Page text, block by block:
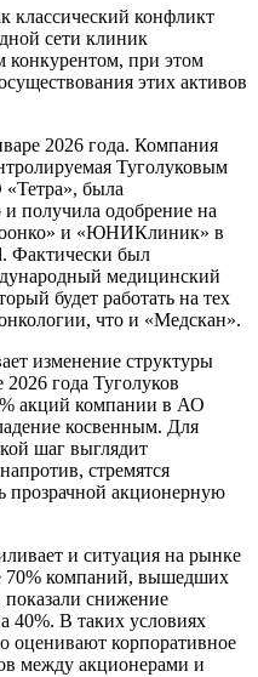
классический конфликт
сети клиник
конкурентом, при этом
этих активов
2026 года. Компания
Туголуковым
была
получила одобрение на
и «ЮНИКлиник» в
Фактически был
медицинский
будет работать на тех
что и «Медскан».
изменение структуры
года Туголуков
акций компании в АО
косвенным. Для
шаг выглядит
стремятся
прозрачной акционерную
и ситуация на рынке
70% компаний, вышедших
снижение
40%. В таких условиях
оценивают корпоративное
между акционерами и